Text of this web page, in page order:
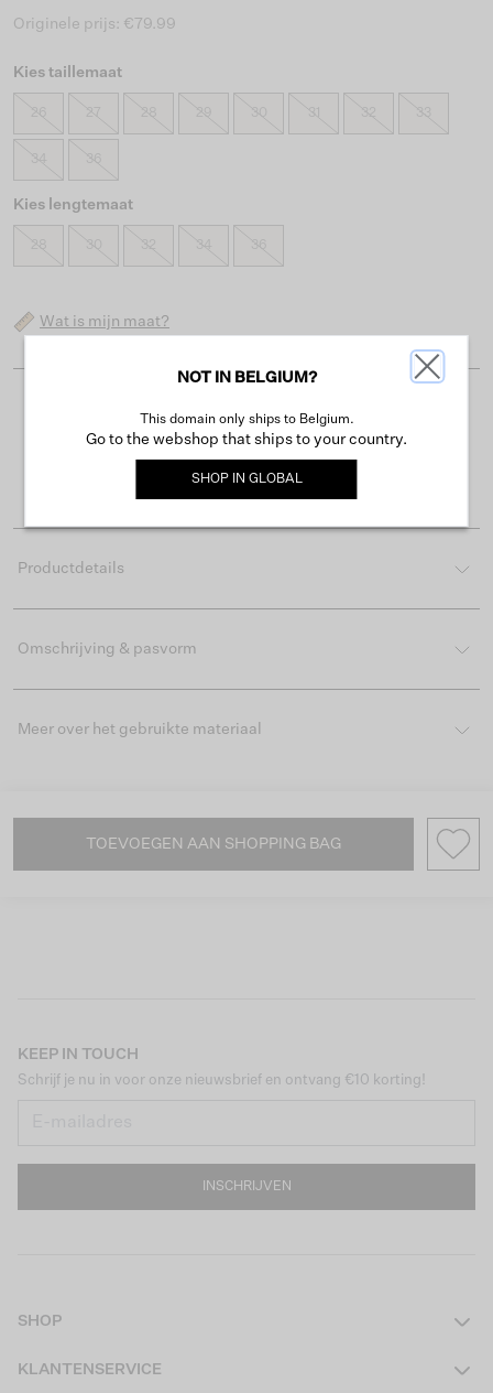
Originele prijs: €79.99
Kies taillemaat
26 27 28 29 30 31 32 33
34 36
Kies lengtemaat
28 30 32 34 36
Wat is mijn maat?
Gratis verzending vanaf €50
Levertijd 2-3 werkdagen
Gemakkelijk retourneren binnen 30 dagen
Productdetails
Omschrijving & pasvorm
Meer over het gebruikte materiaal
TOEVOEGEN AAN SHOPPING BAG
KEEP IN TOUCH
Schrijf je nu in voor onze nieuwsbrief en ontvang €10 korting!
INSCHRIJVEN
SHOP
KLANTENSERVICE
NOT IN BELGIUM?
This domain only ships to Belgium.
Go to the webshop that ships to your country.
SHOP IN GLOBAL